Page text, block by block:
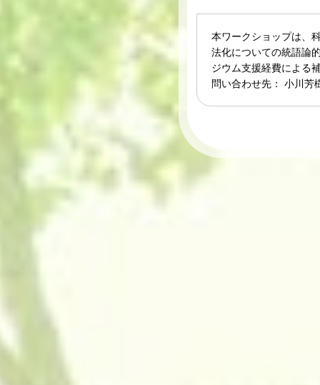
本ワークショップは、
法化についての統語論
ジウム支援経費による
問い合わせ先： 小川芳